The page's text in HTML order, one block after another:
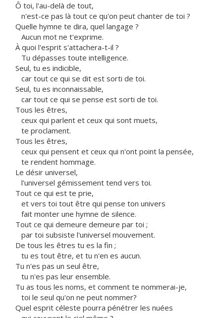
Ô toi, l'au-delà de tout,
n'est-ce pas là tout ce qu'on peut chanter de toi ?
Quelle hymne te dira, quel langage ?
Aucun mot ne t'exprime.
À quoi l'esprit s'attachera-t-il ?
Tu dépasses toute intelligence.
Seul, tu es indicible,
car tout ce qui se dit est sorti de toi.
Seul, tu es inconnaissable,
car tout ce qui se pense est sorti de toi.
Tous les êtres,
ceux qui parlent et ceux qui sont muets,
te proclament.
Tous les êtres,
ceux qui pensent et ceux qui n'ont point la pensée,
te rendent hommage.
Le désir universel,
l'universel gémissement tend vers toi.
Tout ce qui est te prie,
et vers toi tout être qui pense ton univers
fait monter une hymne de silence.
Tout ce qui demeure demeure par toi ;
par toi subsiste l'universel mouvement.
De tous les êtres tu es la fin ;
tu es tout être, et tu n'en es aucun.
Tu n'es pas un seul être,
tu n'es pas leur ensemble.
Tu as tous les noms, et comment te nommerai-je,
toi le seul qu'on ne peut nommer?
Quel esprit céleste pourra pénétrer les nuées